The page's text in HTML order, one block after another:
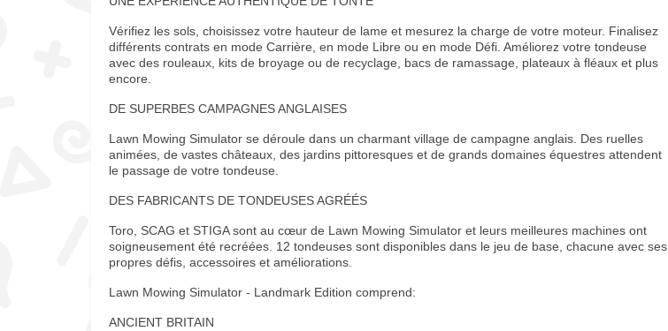
Vérifiez les sols, choisissez votre hauteur de lame et mesurez la charge de votre moteur. Finalisez
différents contrats en mode Carrière, en mode Libre ou en mode Défi. Améliorez votre tondeuse
avec des rouleaux, kits de broyage ou de recyclage, bacs de ramassage, plateaux à fléaux et plus
encore.
DE SUPERBES CAMPAGNES ANGLAISES
Lawn Mowing Simulator se déroule dans un charmant village de campagne anglais. Des ruelles
animées, de vastes châteaux, des jardins pittoresques et de grands domaines équestres attendent
le passage de votre tondeuse.
DES FABRICANTS DE TONDEUSES AGRÉÉS
Toro, SCAG et STIGA sont au cœur de Lawn Mowing Simulator et leurs meilleures machines ont
soigneusement été recréées. 12 tondeuses sont disponibles dans le jeu de base, chacune avec ses
propres défis, accessoires et améliorations.
Lawn Mowing Simulator - Landmark Edition comprend:
ANCIENT BRITAIN